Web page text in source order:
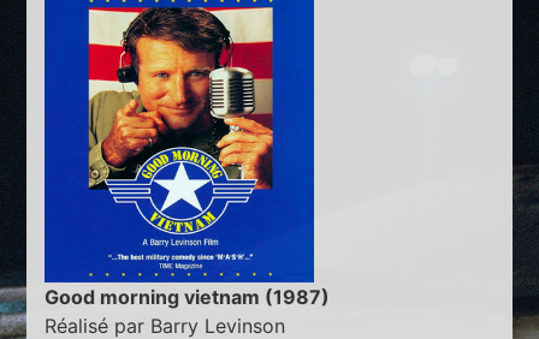
Good morning vietnam (1987)
Réalisé par Barry Levinson